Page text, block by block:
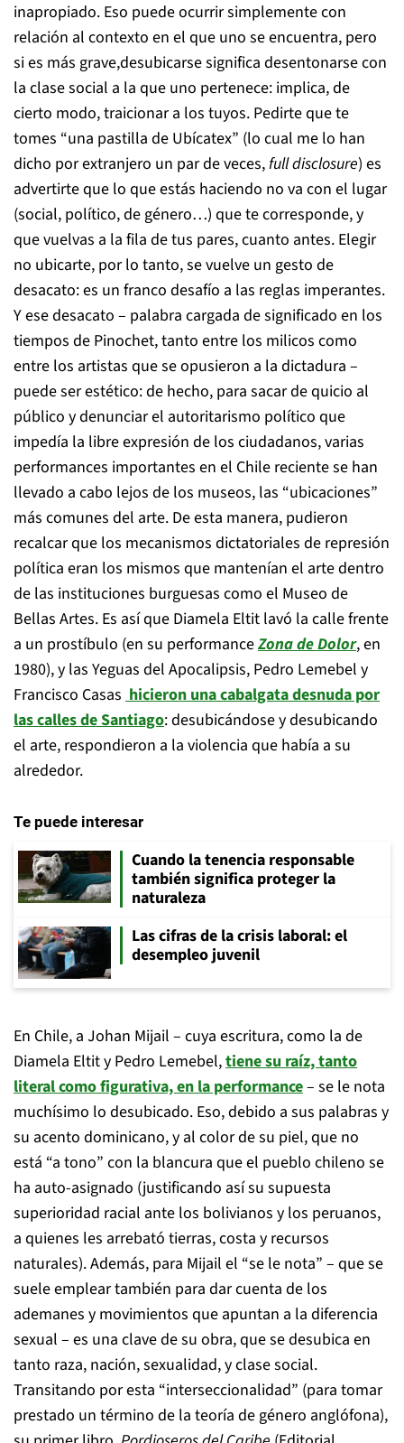
inapropiado. Eso puede ocurrir simplemente con
relación al contexto en el que uno se encuentra, pero
si es más grave,desubicarse significa desentonarse con
la clase social a la que uno pertenece: implica, de
cierto modo, traicionar a los tuyos. Pedirte que te
tomes “una pastilla de Ubícatex” (lo cual me lo han
dicho por extranjero un par de veces,full disclosure) es
advertirte que lo que estás haciendo no va con el lugar
(social, político, de género…) que te corresponde, y
que vuelvas a la fila de tus pares, cuanto antes. Elegir
no ubicarte, por lo tanto, se vuelve un gesto de
desacato: es un franco desafío a las reglas imperantes.
Y ese desacato – palabra cargada de significado en los
tiempos de Pinochet, tanto entre los milicos como
entre los artistas que se opusieron a la dictadura –
puede ser estético: de hecho, para sacar de quicio al
público y denunciar el autoritarismo político que
impedía la libre expresión de los ciudadanos, varias
performances importantes en el Chile reciente se han
llevado a cabo lejos de los museos, las “ubicaciones”
más comunes del arte. De esta manera, pudieron
recalcar que los mecanismos dictatoriales de represión
política eran los mismos que mantenían el arte dentro
de las instituciones burguesas como el Museo de
Bellas Artes. Es así que Diamela Eltit lavó la calle frente
a un prostíbulo (en su performanceZona de Dolor, en
1980), y las Yeguas del Apocalipsis, Pedro Lemebel y
Francisco Casas hicieron una cabalgata desnuda por
las calles de Santiago: desubicándose y desubicando
el arte, respondieron a la violencia que había a su
alrededor.
Te puede interesar
Cuando la tenencia responsable
también significa proteger la
naturaleza
Las cifras de la crisis laboral: el
desempleo juvenil
En Chile, a Johan Mijail – cuya escritura, como la de
Diamela Eltit y Pedro Lemebel,tiene su raíz, tanto
literal como figurativa, en la performance– se le nota
muchísimo lo desubicado. Eso, debido a sus palabras y
su acento dominicano, y al color de su piel, que no
está “a tono” con la blancura que el pueblo chileno se
ha auto-asignado (justificando así su supuesta
superioridad racial ante los bolivianos y los peruanos,
a quienes les arrebató tierras, costa y recursos
naturales). Además, para Mijail el “se le nota” – que se
suele emplear también para dar cuenta de los
ademanes y movimientos que apuntan a la diferencia
sexual – es una clave de su obra, que se desubica en
tanto raza, nación, sexualidad, y clase social.
Transitando por esta “interseccionalidad” (para tomar
prestado un término de la teoría de género anglófona),